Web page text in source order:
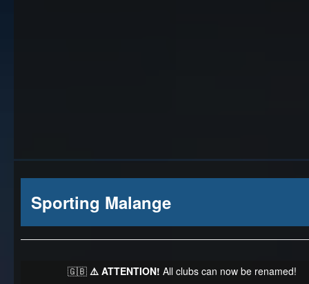
Sporting Malange
🇬🇧 ⚠️ ATTENTION! All clubs can now be renamed!